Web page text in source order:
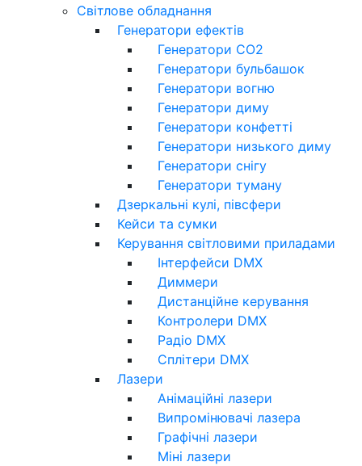
Світлове обладнання
Генератори ефектів
Генератори CO2
Генератори бульбашок
Генератори вогню
Генератори диму
Генератори конфетті
Генератори низького диму
Генератори снігу
Генератори туману
Дзеркальні кулі, півсфери
Кейси та сумки
Керування світловими приладами
Інтерфейси DMX
Диммери
Дистанційне керування
Контролери DMX
Радіо DMX
Сплітери DMX
Лазери
Анімаційні лазери
Випромінювачі лазера
Графічні лазери
Міні лазери